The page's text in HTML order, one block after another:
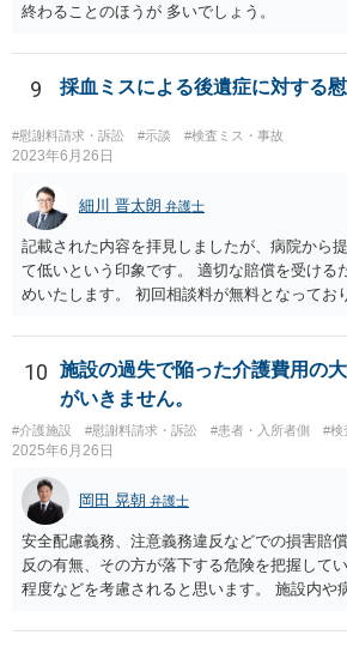
終わることのほうが 多いでしょう。
9 採血ミスによる後遺症に対する
#慰謝料請求・訴訟 #示談 #検査ミス・事故
2023年6月26日
細川 晋太朗 弁護士
記載された内容を拝見しましたが、病院から
て低いという印象です。 適切な賠償を受ける
めいたします。 初回相談料が無料となってお
10
施設の過失で陥った介護費用の
がいきません。
#介護施設 #慰謝料請求・訴訟 #患者・入所者側 #検
2025年6月26日
岡田 晃朝 弁護士
安全配慮義務、注意義務違反などでの損害賠
反の有無、その方が落下する危険を把握して
程度などを考慮されると思います。 施設内や
には会えて連絡せずに、証拠保全の手続きの